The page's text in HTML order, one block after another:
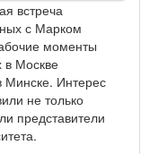
встреча
с Марком
моменты
в Москве
Минске. Интерес
не только
представители